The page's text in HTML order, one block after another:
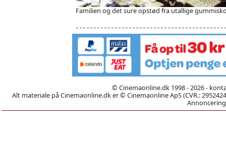
Familien og det sure opstød fra utallige
© Cinemaonline.dk 1998 - 2026 -
Alt materiale på Cinemaonline.dk er © Cinemaonline ApS (CVR.: